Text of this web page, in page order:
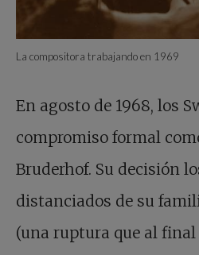
La compositora trabajando en 1969
En agosto de 1968, los
compromiso formal
Bruderhof. Su decisión
distanciados de su
(una ruptura que al final